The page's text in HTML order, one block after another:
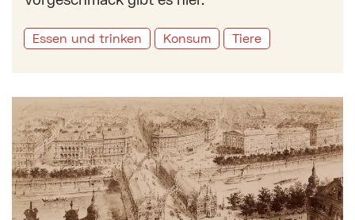
Essen und trinken Konsum Tiere
Mehr zu: Die Ferdinandsbrücke als Einkaufsstraße